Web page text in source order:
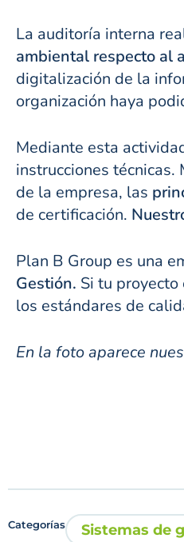
La auditoría interna
ambiental respecto al
digitalización de la
organización haya
Mediante esta
instrucciones
de la empresa, las
de certificación.
Plan B Group es una
Gestión. Si tu
los estándares de
En la foto aparece
Categorías Sistemas de